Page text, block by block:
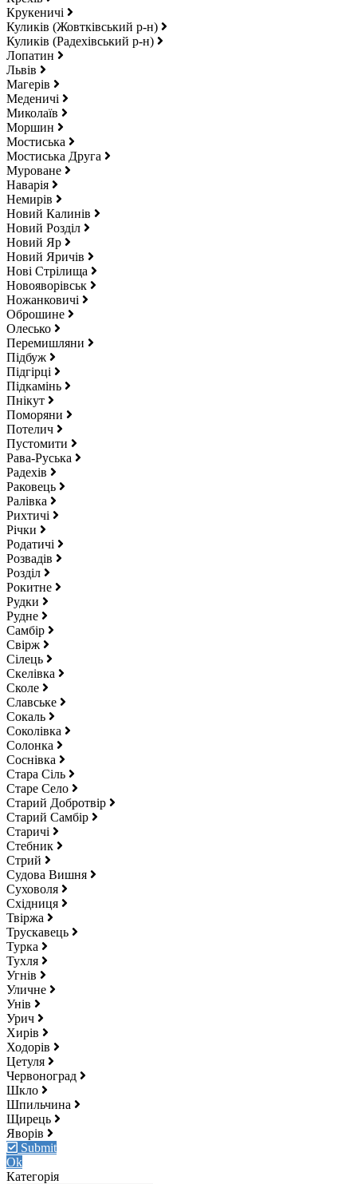
Крукеничі
Куликів (Жовтківський р-н)
Куликів (Радехівський р-н)
Лопатин
Львів
Магерів
Меденичі
Миколаїв
Моршин
Мостиська
Мостиська Друга
Муроване
Наварія
Немирів
Новий Калинів
Новий Розділ
Новий Яр
Новий Яричів
Нові Стрілища
Новояворівськ
Ножанковичі
Оброшине
Олесько
Перемишляни
Підбуж
Підгірці
Підкамінь
Пнікут
Поморяни
Потелич
Пустомити
Рава-Руська
Радехів
Раковець
Ралівка
Рихтичі
Річки
Родатичі
Розвадів
Розділ
Рокитне
Рудки
Рудне
Самбір
Свірж
Сілець
Скелівка
Сколе
Славське
Сокаль
Соколівка
Солонка
Соснівка
Стара Сіль
Старе Село
Старий Добротвір
Старий Самбір
Старичі
Стебник
Стрий
Судова Вишня
Суховоля
Східниця
Твіржа
Трускавець
Турка
Тухля
Угнів
Уличне
Унів
Урич
Хирів
Ходорів
Цетуля
Червоноград
Шкло
Шпильчина
Щирець
Яворів
Submit
Ok
Категорія